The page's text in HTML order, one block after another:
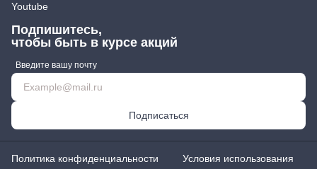
Youtube
Подпишитесь,
чтобы быть в курсе акций
Введите вашу почту
Подписаться
Политика конфиденциальности Условия использования